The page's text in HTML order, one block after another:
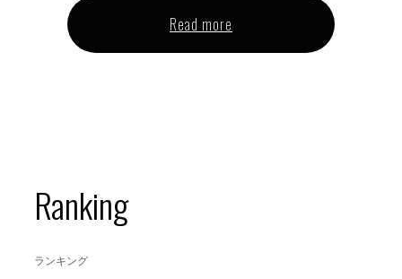
Read more
Ranking
ランキング